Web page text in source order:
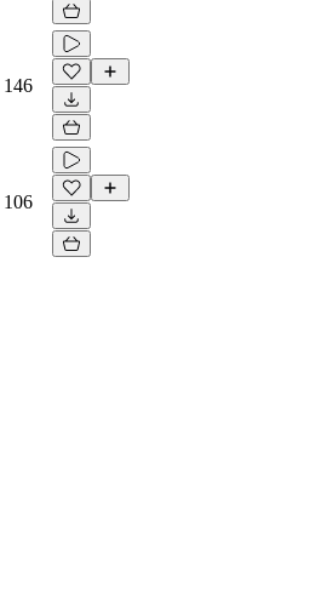
146
106